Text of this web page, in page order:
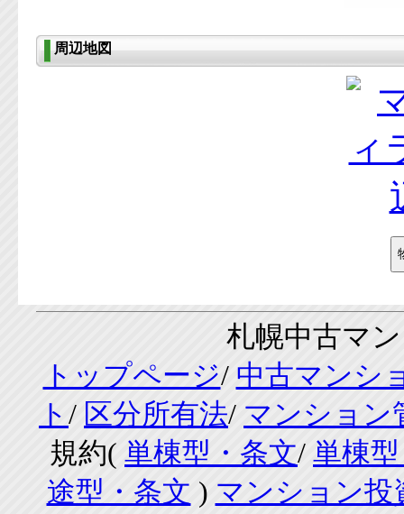
周辺地図
札幌中古マ
トップページ/ 中古マンシ
ト / 区分所有法/ マンション
規約( 単棟型・条文/ 単棟
途型・条文 ) マンション投